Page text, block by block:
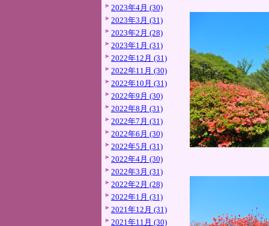
2023年4月 (30)
2023年3月 (31)
2023年2月 (28)
2023年1月 (31)
2022年12月 (31)
2022年11月 (30)
2022年10月 (31)
2022年9月 (30)
2022年8月 (31)
2022年7月 (31)
2022年6月 (30)
2022年5月 (31)
2022年4月 (30)
2022年3月 (31)
2022年2月 (28)
2022年1月 (31)
2021年12月 (31)
2021年11月 (30)